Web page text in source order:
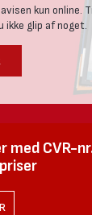
med CVR-